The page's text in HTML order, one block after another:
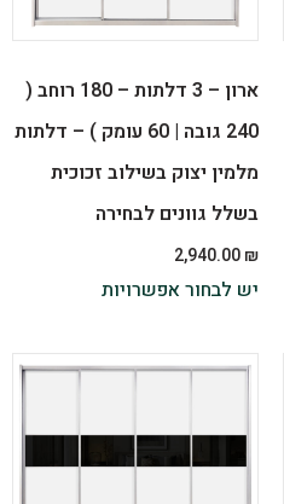
ארון – 3 דלתות – 180 רוחב (
240 גובה | 60 עומק ) – דלתות
מלמין יצוק בשילוב זכוכית
בשלל גוונים לבחירה
2,940.00 ₪
יש לבחור אפשרויות